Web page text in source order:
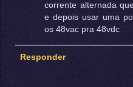
corrente alternada
e depois usar uma
os 48vac pra 48vdc
Responder